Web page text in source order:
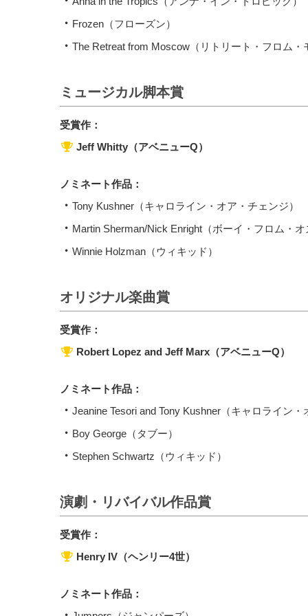
Frozen（フローズン）
The Retreat from Moscow（リトリート・フロム・
ミュージカル脚本賞
受賞作：
Jeff Whitty（アベニューQ）
ノミネート作品：
Tony Kushner（キャロライン・オア・チェンジ）
Martin Sherman/Nick Enright（ボーイ・フロム・オ
Winnie Holzman（ウィキッド）
オリジナル楽曲賞
受賞作：
Robert Lopez and Jeff Marx（アベニューQ）
ノミネート作品：
Jeanine Tesori and Tony Kushner（キャロライン・
Boy George（タブー）
Stephen Schwartz（ウィキッド）
演劇・リバイバル作品賞
受賞作：
Henry IV（ヘンリー4世）
ノミネート作品：